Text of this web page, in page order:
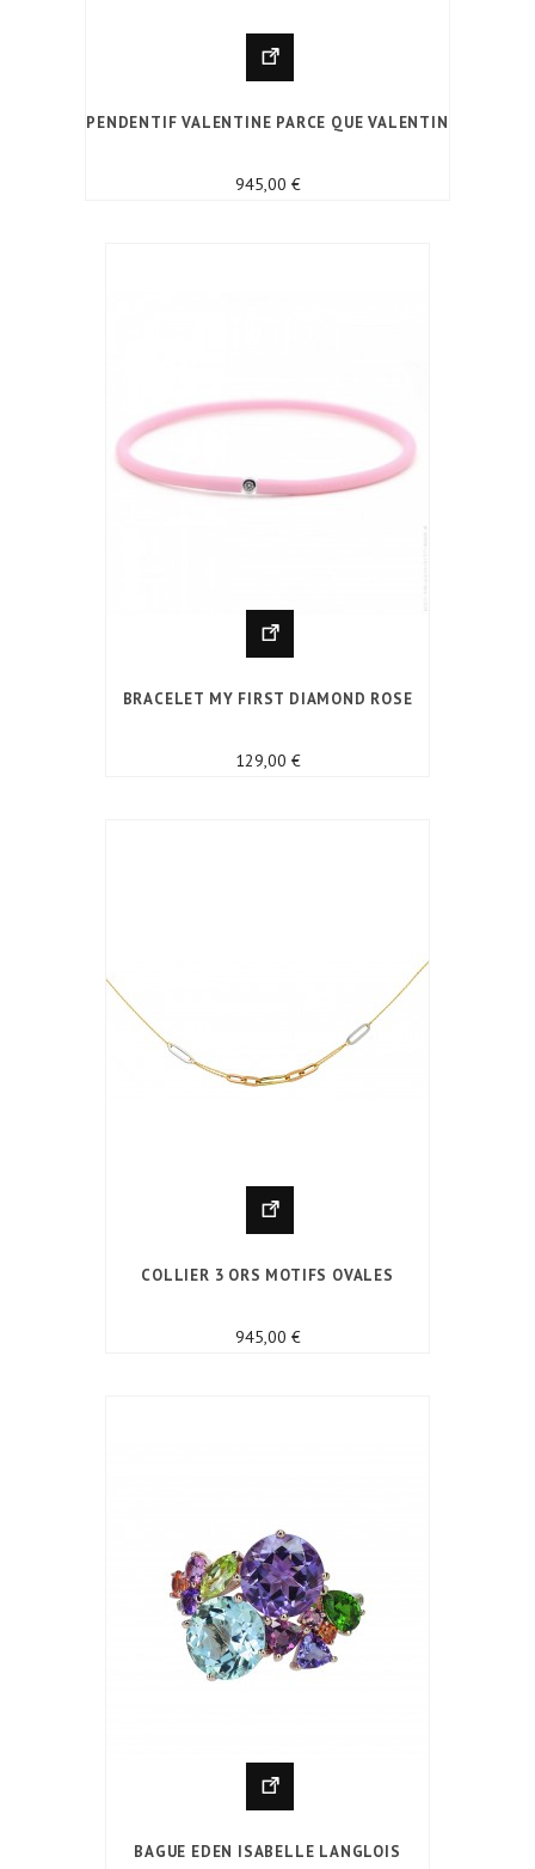
PENDENTIF VALENTINE PARCE QUE VALENTIN
945,00 €Prix
BRACELET MY FIRST DIAMOND ROSE
129,00 €Prix
COLLIER 3 ORS MOTIFS OVALES
945,00 €Prix
BAGUE EDEN ISABELLE LANGLOIS